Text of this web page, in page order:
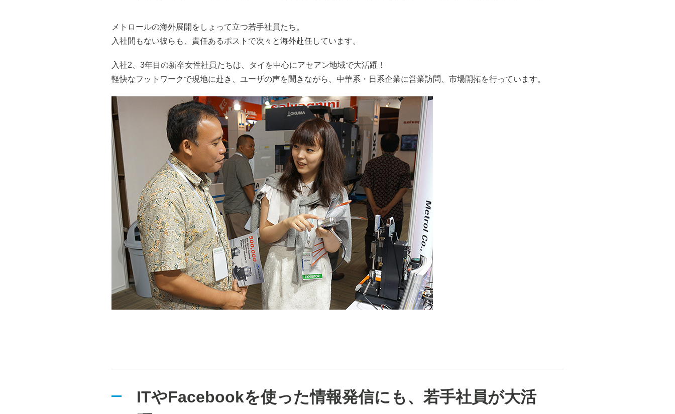
メトロールの海外展開をしょって立つ若手社員たち。
入社間もない彼らも、責任あるポストで次々と海外赴任しています。
入社2、3年目の新卒女性社員たちは、タイを中心にアセアン地域で大活躍！
軽快なフットワークで現地に赴き、ユーザの声を聞きながら、中華系・日系企業に営業訪問、市場開拓を行っています。
ITやFacebookを使った情報発信にも、若手社員が大活